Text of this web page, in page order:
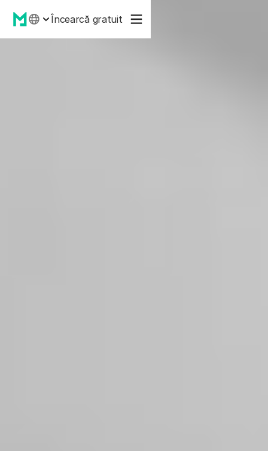
Încearcă gratuit